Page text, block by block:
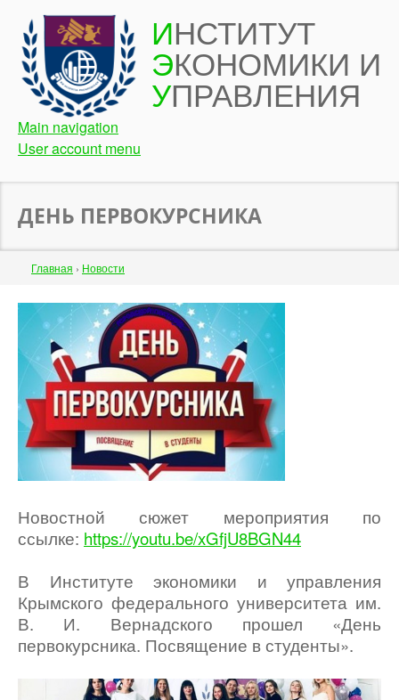
Перейти
основному
содержанию
ИНСТИТУТ
ЭКОНОМИКИ И
УПРАВЛЕНИЯ
Main navigation
User account menu
ДЕНЬ ПЕРВОКУРСНИКА
Строка
навигации
Главная › Новости
top
Новостной сюжет мероприятия по
ссылке: https://youtu.be/xGfjU8BGN44
В Институте экономики и управления
Крымского федерального университета им.
В. И. Вернадского прошел «День
первокурсника. Посвящение в студенты».